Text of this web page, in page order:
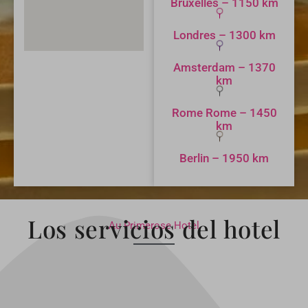
Londres – 1300 km
Amsterdam – 1370
km
Rome Rome – 1450
km
Berlin – 1950 km
Au Primerose Hotel
Los servicios del hotel